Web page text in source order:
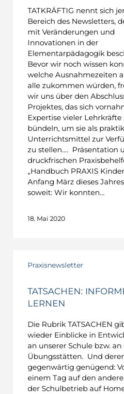
TATKRÄFTIG nennt sich
Bereich des Newsletters,
mit Veränderungen und
Innovationen in der
Elementarpädagogik
Bevor wir noch wissen
welche Ausnahmezeiten
alle zukommen würden,
wir uns über den
Projektes, das sich
Expertise vieler Lehrkräfte
bündeln, um sie als
Unterrichtsmittel zur
zu stellen…. Präsentation
druckfrischen
„Handbuch PRAXIS
Anfang März dieses
soweit: Wir konnten…
18. Mai 2020
Informelles
Praxisnewsletter
TATSACHEN:
LERNEN
Die Rubrik TATSACHEN
wieder Einblicke in
an unserer Schule bzw. an
Übungsstätten. Und
gegenwärtig genügend:
einem Tag auf den
der Schulbetrieb auf